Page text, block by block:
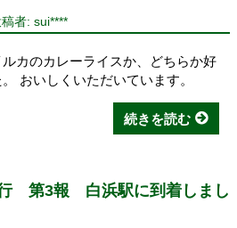
者: sui****
カのカレーライスか、どちらか好
おいしくいただいています。
続きを読む
第3報 白浜駅に到着しまし